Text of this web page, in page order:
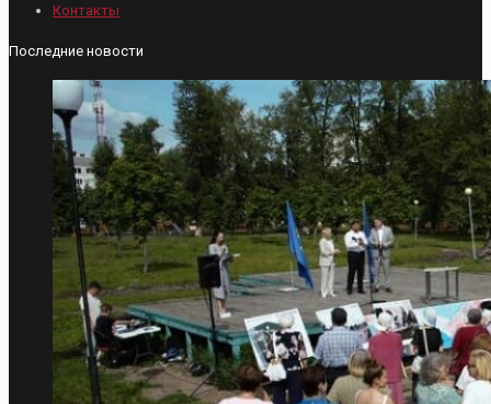
Контакты
Последние новости